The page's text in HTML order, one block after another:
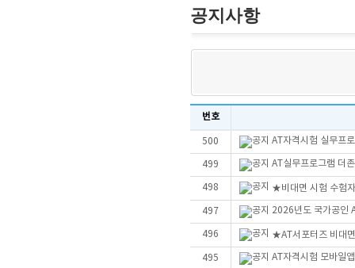
공지사항
번호
500 AT자격시험 실무프
499 AT실무프로그램 더
498 ★비대면 시험 수험
497 2026년도 국가공인
496 ★AT서포터즈 비대
495 AT자격시험 모바일